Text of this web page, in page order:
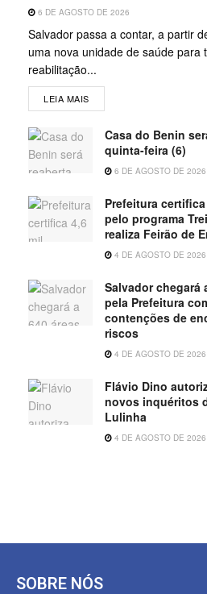
6 DE AGOSTO DE 2026
Salvador passa a contar, a partir
uma nova unidade de saúde para
reabilitação...
LEIA MAIS
Casa do Benin
quinta-feira (6)
6 DE AGOSTO DE 2026
Prefeitura
pelo programa
realiza Feirão de
4 DE AGOSTO DE 2026
Salvador chegará
pela Prefeitura
contenções de
riscos
4 DE AGOSTO DE 2026
Flávio Dino
novos inquéritos
Lulinha
4 DE AGOSTO DE 2026
SOBRE NÓS